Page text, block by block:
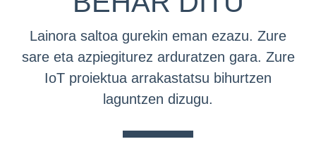
Lainora saltoa gurekin eman ezazu. Zure
sare eta azpiegiturez arduratzen gara. Zure
IoT proiektua arrakastatsu bihurtzen
laguntzen dizugu.